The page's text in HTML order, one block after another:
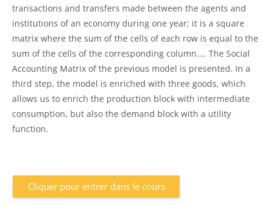
transactions and transfers made between the agents and
institutions of an economy during one year; it is a square
matrix where the sum of the cells of each row is equal to the
sum of the cells of the corresponding column.... The Social
Accounting Matrix of the previous model is presented. In a
third step, the model is enriched with three goods, which
allows us to enrich the production block with intermediate
consumption, but also the demand block with a utility
function.
Cliquer pour entrer dans le cours